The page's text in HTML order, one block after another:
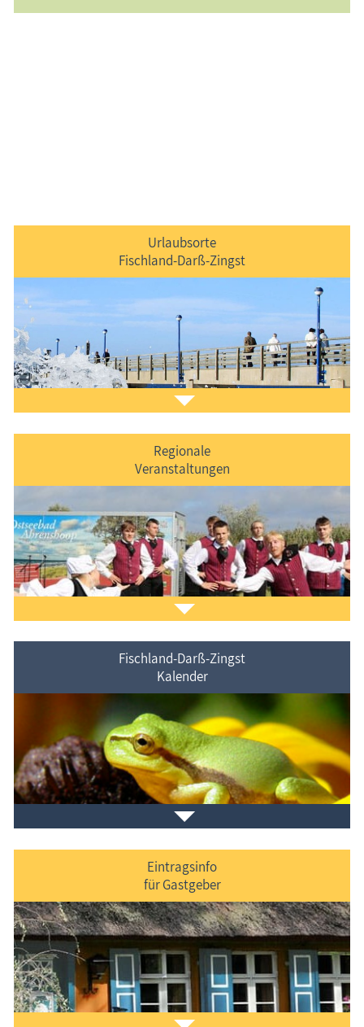
Urlaubsorte
Fischland-Darß-Zingst
DerFerienorte auf Fischland-Darß-Zingst
vorgestellt.
Regionale
Veranstaltungen
Veranstaltungenim Ferienort und in der Umgebung.
Fischland-Darß-Zingst
Kalender
Laden Sie sich ein Stück Urlaub mit demFischland-
Darß-Zingst-Kalenderauf den Bildschirm.
Eintragsinfo
für Gastgeber